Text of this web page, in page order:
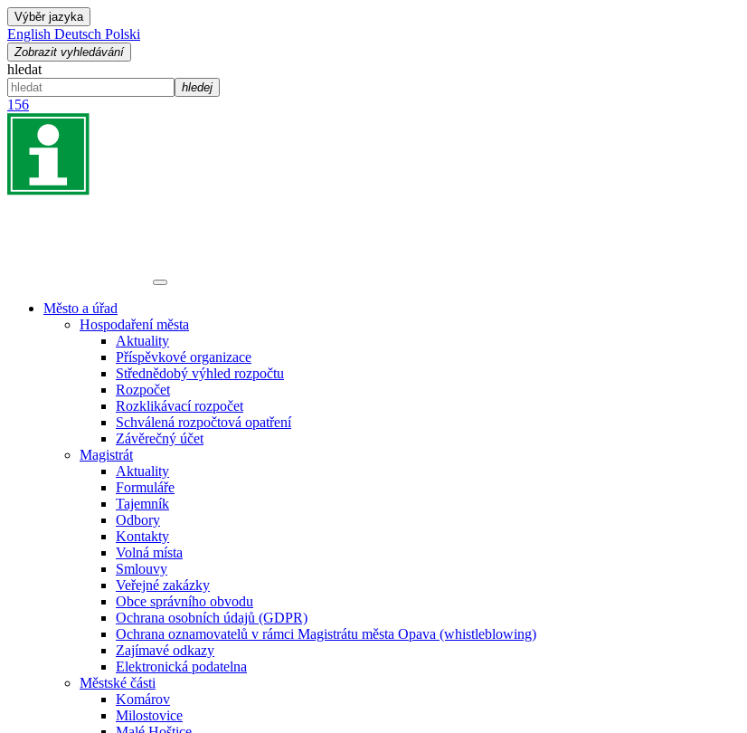
Výběr jazyka
English Deutsch Polski
Zobrazit vyhledávání
hledat
hledej
156
Město a úřad
Hospodaření města
Aktuality
Příspěvkové organizace
Střednědobý výhled rozpočtu
Rozpočet
Rozklikávací rozpočet
Schválená rozpočtová opatření
Závěrečný účet
Magistrát
Aktuality
Formuláře
Tajemník
Odbory
Kontakty
Volná místa
Smlouvy
Veřejné zakázky
Obce správního obvodu
Ochrana osobních údajů (GDPR)
Ochrana oznamovatelů v rámci Magistrátu města Opava (whistleblowing)
Zajímavé odkazy
Elektronická podatelna
Městské části
Komárov
Milostovice